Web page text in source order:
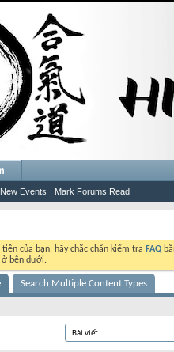
New Events Mark Forums Read
của bạn, hãy chắc chắn kiểm tra FAQ
ở bên dưới.
Search Multiple Content Types